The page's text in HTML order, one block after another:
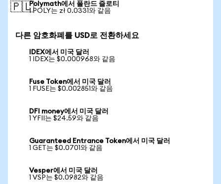
🇵🇱Polymath에서 폴란드 즐로티
1 POLY는 zł 0.0331와 같음
다른 암호화폐를 USD로 전환하세요
IDEX에서 미국 달러
1 IDEX는 $0.000968와 같음
Fuse Token에서 미국 달러
1 FUSE는 $0.002851와 같음
DFI money에서 미국 달러
1 YFII는 $24.59와 같음
Guaranteed Entrance Token에서 미국 달러
1 GET는 $0.0701와 같음
Vesper에서 미국 달러
1 VSP는 $0.0982와 같음